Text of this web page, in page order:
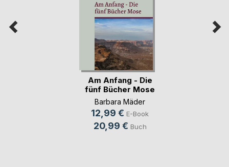
Am Anfang - Die
fünf Bücher Mose
Barbara Mäder
12,99 € E-Book
20,99 € Buch